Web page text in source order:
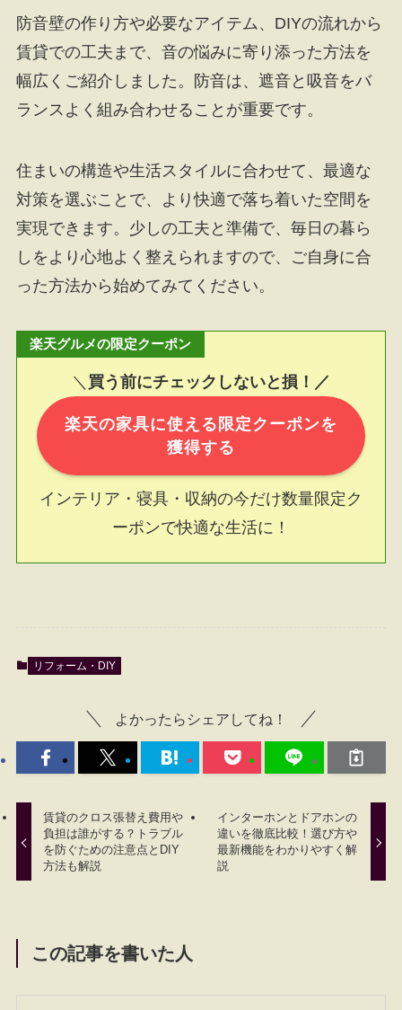
防音壁の作り方や必要なアイテム、DIYの流れから
賃貸での工夫まで、音の悩みに寄り添った方法を
幅広くご紹介しました。防音は、遮音と吸音をバ
ランスよく組み合わせることが重要です。
住まいの構造や生活スタイルに合わせて、最適な
対策を選ぶことで、より快適で落ち着いた空間を
実現できます。少しの工夫と準備で、毎日の暮ら
しをより心地よく整えられますので、ご自身に合
った方法から始めてみてください。
楽天グルメの限定クーポン
＼ 買う前にチェックしないと損！／
楽天の家具に使える限定クーポンを
獲得する
インテリア・寝具・収納の今だけ数量限定ク
ーポンで快適な生活に！
リフォーム・DIY
よかったらシェアしてね！
賃貸のクロス張替え費用や
負担は誰がする？トラブル
を防ぐための注意点とDIY
方法も解説
インターホンとドアホンの
違いを徹底比較！選び方や
最新機能をわかりやすく解
説
この記事を書いた人